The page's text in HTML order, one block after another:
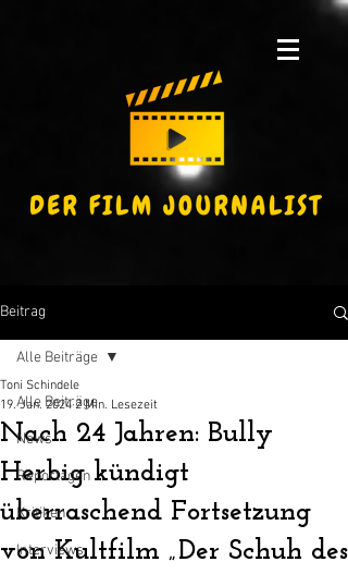
Beitrag
Alle Beiträge
News
Reportagen
Kritiken
Interviews
Alle Beiträge
Nach 24 Jahren: Bully
Herbig kündigt
überraschend Fortsetzung
von Kultfilm „Der Schuh des
Toni Schindele
19. Jan. 2024 2 Min. Lesezeit